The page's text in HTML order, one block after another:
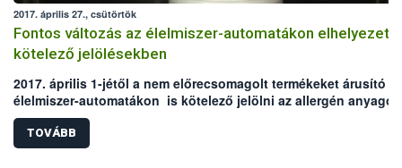
2017. április 27., csütörtök
Fontos változás az élelmiszer-automatákon elhelyezett
kötelező jelölésekben
2017. április 1-jétől a nem előrecsomagolt termékeket árusító
élelmiszer-automatákon is kötelező jelölni az allergén
A módosítás az előrecsomagolt termékeket (pl. csokoládék,
szendvicsek) kínáló gépeket nem érinti, ez esetben továbbra is
élelmiszerek csomagolásán találják meg a vásárlók az
TOVÁBB